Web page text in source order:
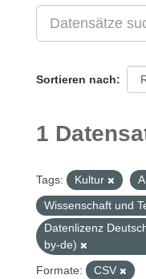
Sortieren nach
1
Tags: Kultur
Wissenschaft und
Datenlizenz
by-de)
Formate:
CSV